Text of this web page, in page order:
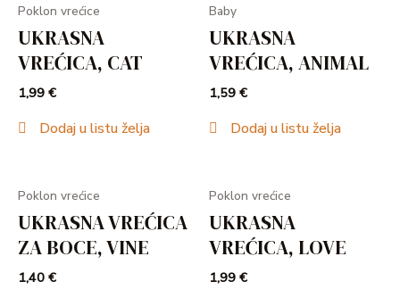
Poklon vrećice
UKRASNA
VREĆICA, CAT
1,99 €
Dodaj u listu želja
Baby
UKRASNA
VREĆICA, ANIMAL
1,59 €
Dodaj u listu želja
Poklon vrećice
UKRASNA VREĆICA
ZA BOCE, VINE
1,40 €
Poklon vrećice
UKRASNA
VREĆICA, LOVE
1,99 €